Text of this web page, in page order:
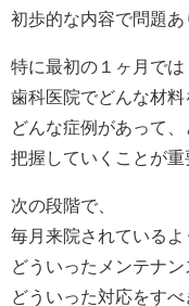
初歩的な内容で問題あ
特に最初の１ヶ月では
歯科医院でどんな材料
どんな症例があって
把握していくことが重
次の段階で、
毎月来院されている
どういったメンテナン
どういった対応をす